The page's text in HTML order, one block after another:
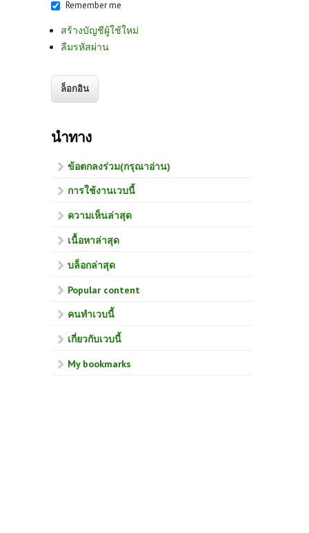
Remember me
สร้างบัญชีผู้ใช้ใหม่
ลืมรหัสผ่าน
นำทาง
ข้อตกลงร่วม(กรุณาอ่าน)
การใช้งานเวบนี้
ความเห็นล่าสุด
เนื้อหาล่าสุด
บล็อกล่าสุด
Popular content
คนทำเวบนี้
เกี่ยวกับเวบนี้
My bookmarks